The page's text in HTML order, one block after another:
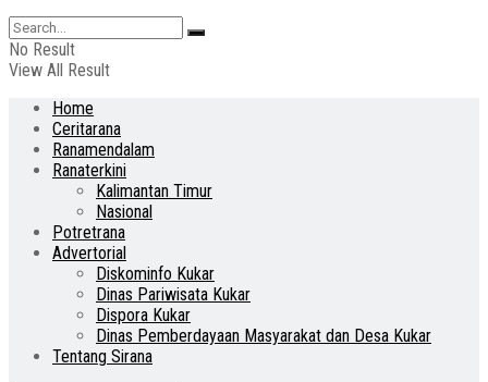
No Result
View All Result
Home
Ceritarana
Ranamendalam
Ranaterkini
Kalimantan Timur
Nasional
Potretrana
Advertorial
Diskominfo Kukar
Dinas Pariwisata Kukar
Dispora Kukar
Dinas Pemberdayaan Masyarakat dan Desa Kukar
Tentang Sirana